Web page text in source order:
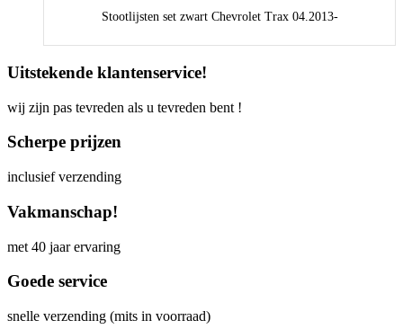
Stootlijsten set zwart Chevrolet Trax 04.2013-
Uitstekende klantenservice!
wij zijn pas tevreden als u tevreden bent !
Scherpe prijzen
inclusief verzending
Vakmanschap!
met 40 jaar ervaring
Goede service
snelle verzending (mits in voorraad)